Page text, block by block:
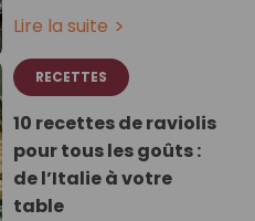
Lire la suite
RECETTES
10 recettes de raviolis
pour tous les goûts :
de l’Italie à votre
table